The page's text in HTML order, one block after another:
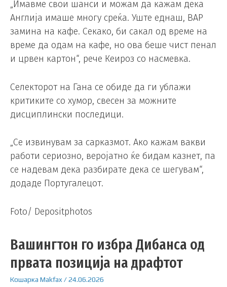
„Имавме свои шанси и можам да кажам дека
Англија имаше многу среќа. Уште еднаш, ВАР
замина на кафе. Секако, би сакал од време на
време да одам на кафе, но ова беше чист пенал
и црвен картон“, рече Кеироз со насмевка.
Селекторот на Гана се обиде да ги ублажи
критиките со хумор, свесен за можните
дисциплински последици.
„Се извинувам за сарказмот. Ако кажам вакви
работи сериозно, веројатно ќе бидам казнет, ​​па
се надевам дека разбирате дека се шегувам“,
додаде Португалецот.
Foto/ Depositphotos
Вашингтон го избра Дибанса од
првата позиција на драфтот
Кошарка Makfax /24.06.2026